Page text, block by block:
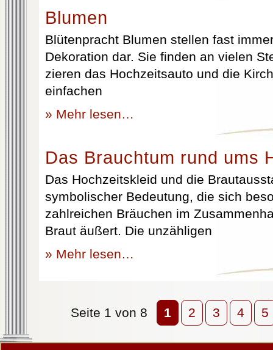
Blumen
Blütenpracht Blumen stellen fast
Dekoration dar. Sie finden an vielen
zieren das Hochzeitsauto und die
einfachen
» Mehr lesen…
Das Brauchtum rund ums
Das Hochzeitskleid und die
symbolischer Bedeutung, die sich
zahlreichen Bräuchen im
Braut äußert. Die unzähligen
» Mehr lesen…
Seite 1 von 8 1 2 3 4 5